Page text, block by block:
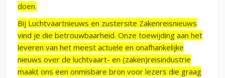
doen.
Bij Luchtvaartnieuws en zustersite Zakenreisnieuws
vind je die betrouwbaarheid. Onze toewijding aan het
leveren van het meest actuele en onafhankelijke
nieuws over de luchtvaart- en (zaken)reisindustrie
maakt ons een onmisbare bron voor lezers die graag